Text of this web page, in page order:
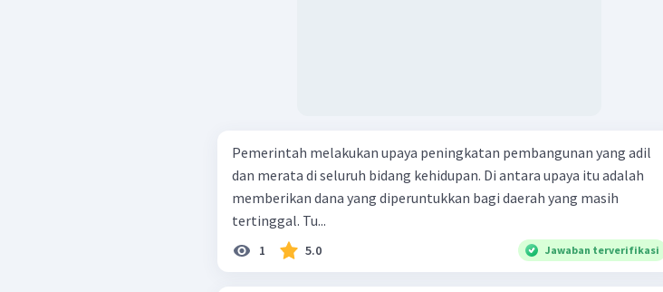
Pemerintah melakukan upaya peningkatan pembangunan yang adil
dan merata di seluruh bidang kehidupan. Di antara upaya itu adalah
memberikan dana yang diperuntukkan bagi daerah yang masih
tertinggal. Tu...
1 5.0 Jawaban terverifikasi